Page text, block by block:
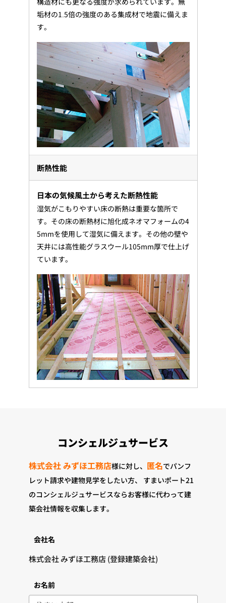
垢材の1.5倍の強度のある集成材で地震に備えま
す。
断熱性能
日本の気候風土から考えた断熱性能
湿気がこもりやすい床の断熱は重要な箇所で
す。その床の断熱材に旭化成ネオマフォームの4
5mmを使用して湿気に備えます。その他の壁や
天井には高性能グラスウール105mm厚で仕上げ
ています。
コンシェルジュサービス
株式会社 みずほ工務店様に対し、 匿名でパンフ
レット請求や建物見学をしたい方、
すまいポート21
のコンシェルジュサービスならお客様に代わって建
築会社情報を収集します。
会社名
お名前